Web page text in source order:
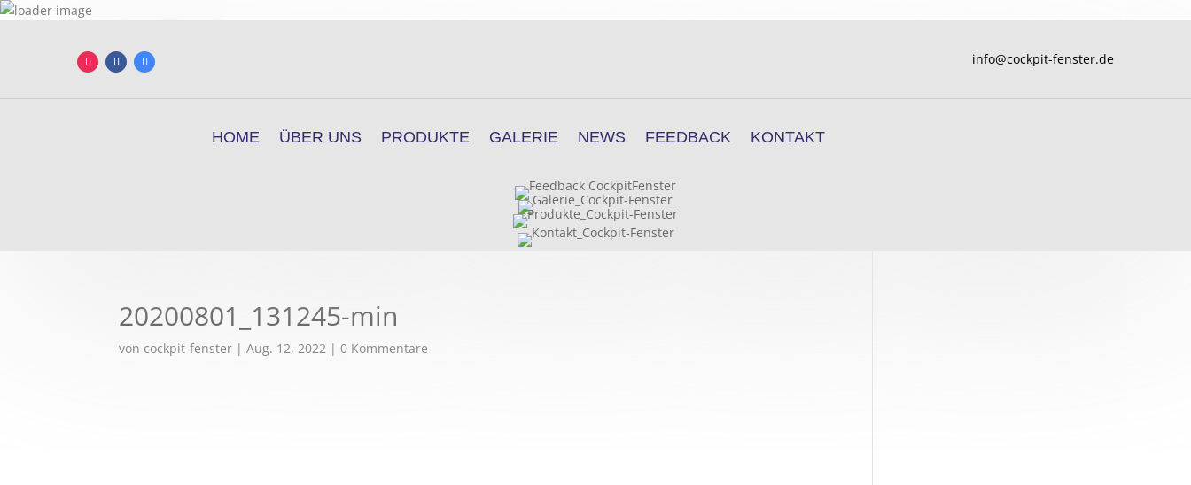
info@cockpit-fenster.de
HOME ÜBER UNS PRODUKTE GALERIE NEWS FEEDBACK KONTAKT
20200801_131245-min
von cockpit-fenster |Aug. 12, 2022 |0 Kommentare